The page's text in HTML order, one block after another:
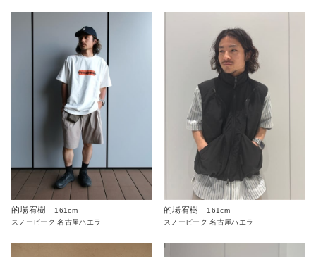
的場宥樹
161cm
スノーピーク 名古屋ハエラ
的場宥樹
161cm
スノーピーク 名古屋ハエラ